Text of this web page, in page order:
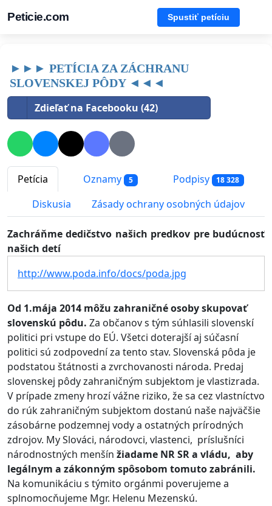
Peticie.com Spustiť petíciu
►►► PETÍCIA ZA ZÁCHRANU
SLOVENSKEJ PÔDY ◄◄◄
Zdieľať na Facebooku (42)
Petícia Oznamy 5 Podpisy 18 328
Diskusia Zásady ochrany osobných údajov
Zachráňme dedičstvo našich predkov pre budúcnosť
našich detí
http://www.poda.info/docs/poda.jpg
Od 1.mája 2014 môžu zahraničné osoby skupovať
slovenskú pôdu. Za občanov s tým súhlasili slovenskí
politici pri vstupe do EÚ. Všetci doterajší aj súčasní
politici sú zodpovední za tento stav. Slovenská pôda je
podstatou štátnosti a zvrchovanosti národa. Predaj
slovenskej pôdy zahraničným subjektom je vlastizrada.
V prípade zmeny hrozí vážne riziko, že sa cez vlastníctvo
do rúk zahraničným subjektom dostanú naše najväčšie
zásobárne podzemnej vody a ostatných prírodných
zdrojov. My Slováci, národovci, vlastenci, príslušníci
národnostných menšín žiadame NR SR a vládu, aby
legálnym a zákonným spôsobom tomuto zabránili.
Na komunikáciu s týmito orgánmi poverujeme a
splnomocňujeme Mgr. Helenu Mezenskú.